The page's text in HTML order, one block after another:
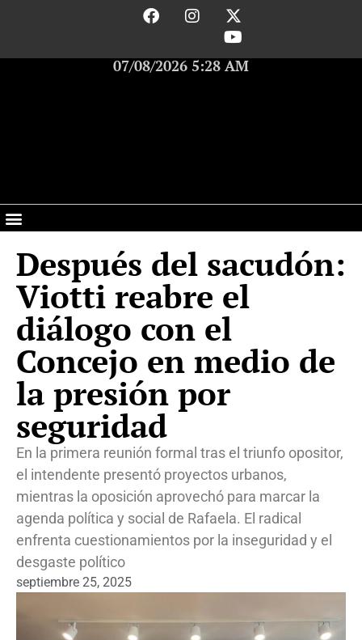
07/08/2026 5:28 AM
Después del sacudón:
Viotti reabre el
diálogo con el
Concejo en medio de
la presión por
seguridad
En la primera reunión formal tras el triunfo opositor,
el intendente presentó proyectos urbanos,
mientras la oposición aprovechó para marcar la
agenda política y social de Rafaela. El radical
enfrenta cuestionamientos por la inseguridad y el
desgaste político
septiembre 25, 2025